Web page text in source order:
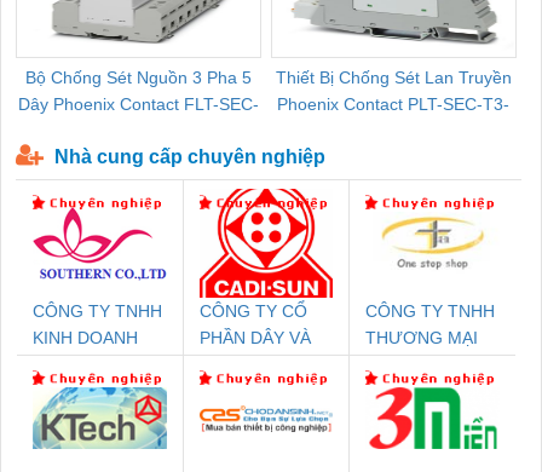
Bộ Chống Sét Nguồn 3 Pha 5
Dây Phoenix Contact FLT-SEC-
Thiết Bị Chống Sét Lan Truyền
Phoenix Contact PLT-SEC-T3-
Nhà cung cấp chuyên nghiệp
CÔNG TY TNHH
KINH DOANH
PHƯƠNG NAM
CÔNG TY CỔ
PHẦN DÂY VÀ
THƯỢNG ĐÌNH
CÔNG TY TNHH
THƯƠNG MẠI
NAM